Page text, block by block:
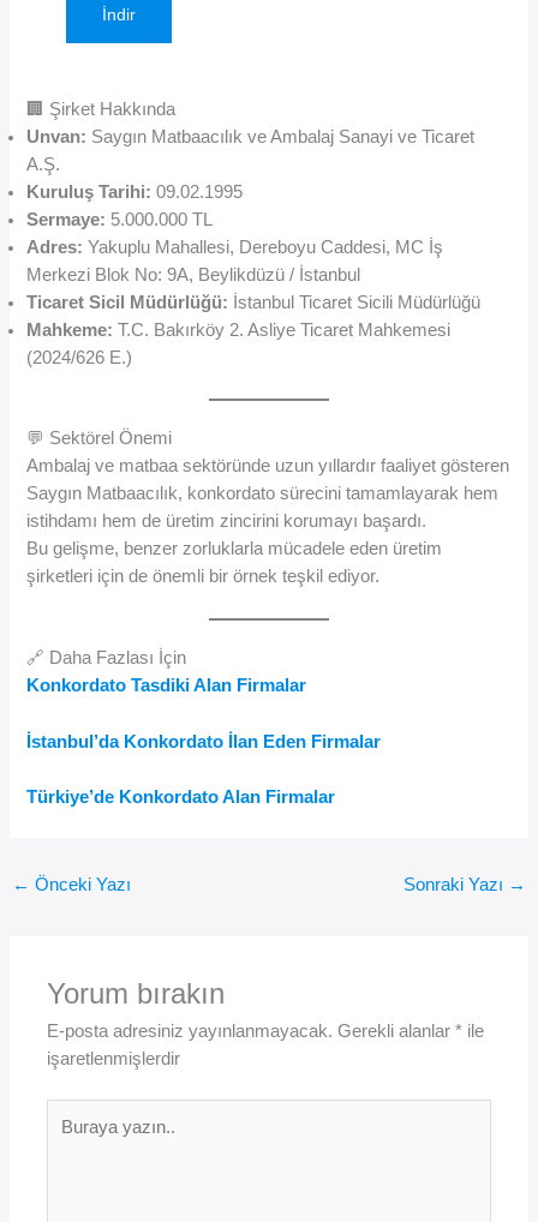
İndir
🏢 Şirket Hakkında
Unvan: Saygın Matbaacılık ve Ambalaj Sanayi ve Ticaret
A.Ş.
Kuruluş Tarihi: 09.02.1995
Sermaye: 5.000.000 TL
Adres: Yakuplu Mahallesi, Dereboyu Caddesi, MC İş
Merkezi Blok No: 9A, Beylikdüzü / İstanbul
Ticaret Sicil Müdürlüğü: İstanbul Ticaret Sicili Müdürlüğü
Mahkeme: T.C. Bakırköy 2. Asliye Ticaret Mahkemesi
(2024/626 E.)
💬 Sektörel Önemi
Ambalaj ve matbaa sektöründe uzun yıllardır faaliyet gösteren
Saygın Matbaacılık, konkordato sürecini tamamlayarak hem
istihdamı hem de üretim zincirini korumayı başardı.
Bu gelişme, benzer zorluklarla mücadele eden üretim
şirketleri için de önemli bir örnek teşkil ediyor.
🔗 Daha Fazlası İçin
Konkordato Tasdiki Alan Firmalar
İstanbul’da Konkordato İlan Eden Firmalar
Türkiye’de Konkordato Alan Firmalar
← Önceki Yazı Sonraki Yazı →
Yorum bırakın
E-posta adresiniz yayınlanmayacak. Gerekli alanlar* ile
işaretlenmişlerdir
yazın..